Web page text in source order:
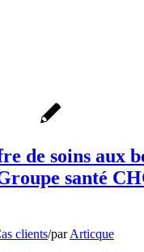
de soins aux
santé
clients/parArticque